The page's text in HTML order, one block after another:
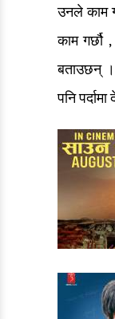
उनले काम
काम गर्छौ
बताउछन् ।
पनि